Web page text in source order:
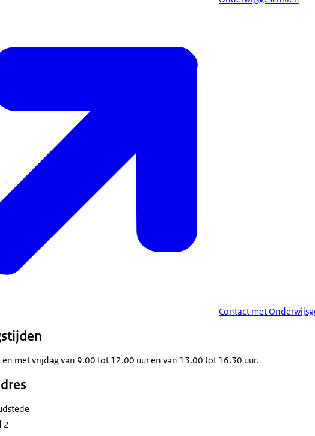
Contact met
met vrijdag van 9.00 tot 12.00 uur en van 13.00 tot 16.30 uur.
2